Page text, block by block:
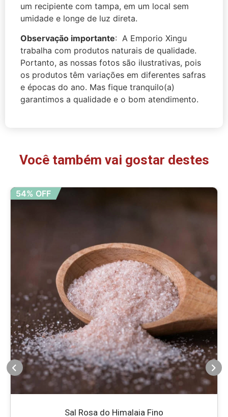
um recipiente com tampa, em um local sem
umidade e longe de luz direta.
Observação importante: A Emporio Xingu
trabalha com produtos naturais de qualidade.
Portanto, as nossas fotos são ilustrativas, pois
os produtos têm variações em diferentes safras
e épocas do ano. Mas fique tranquilo(a)
garantimos a qualidade e o bom atendimento.
Você também vai gostar destes
54% OFF
Sal Rosa do Himalaia Fino